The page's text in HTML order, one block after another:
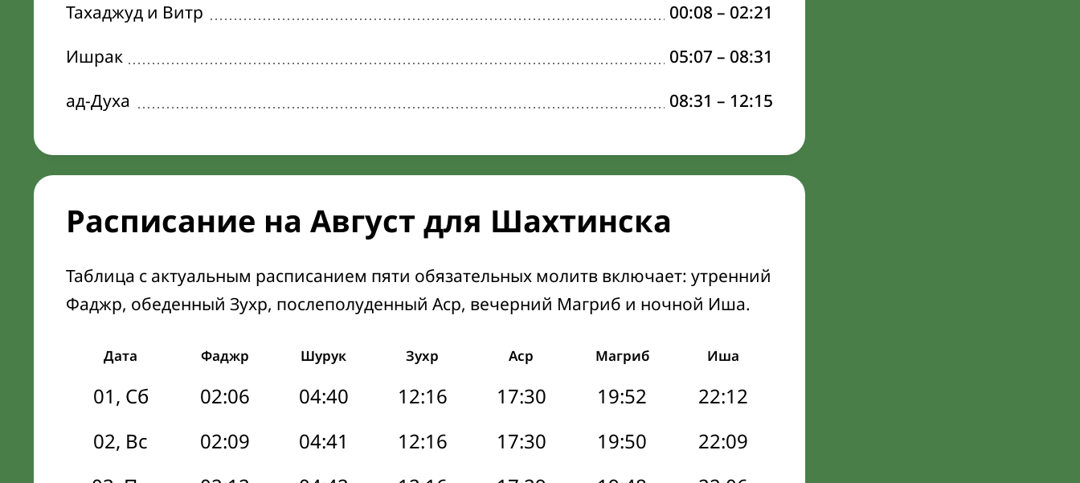
Тахаджуд и Витр 00:08 – 02:21
Ишрак
05:07– 08:31
ад-Духа
08:31 – 12:15
Расписание на Август для Шахтинска
Таблица с актуальным расписанием пяти обязательных молитв включает: утренний
Фаджр, обеденный Зухр, послеполуденный Аср, вечерний Магриб и ночной Иша.
Дата Фаджр Шурук Зухр Аср Магриб Иша
01, Сб 02:06 04:40 12:16 17:30 19:52
22:12
02, Вс
02:09 04:41 12:16 17:30 19:50
22:09